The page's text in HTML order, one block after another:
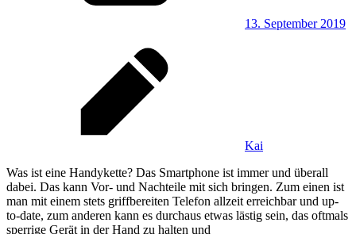
13. September 2019
Kai
Was ist eine Handykette? Das Smartphone ist immer und überall
dabei. Das kann Vor- und Nachteile mit sich bringen. Zum einen ist
man mit einem stets griffbereiten Telefon allzeit erreichbar und up-
to-date, zum anderen kann es durchaus etwas lästig sein, das oftmals
sperrige Gerät in der Hand zu halten und